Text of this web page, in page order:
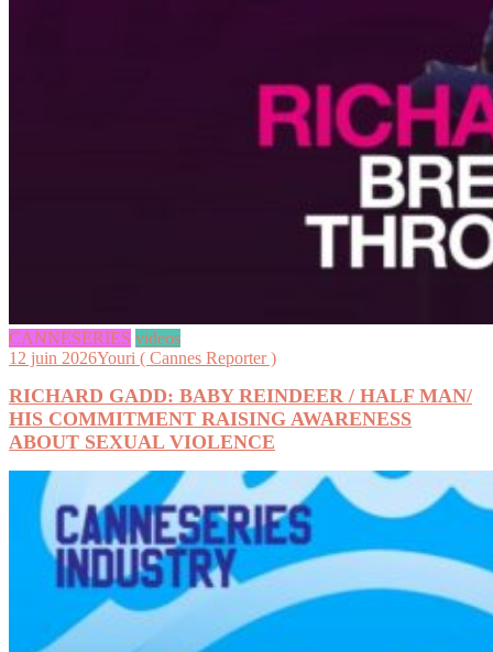
CANNESERIES videos
12 juin 2026Youri ( Cannes Reporter )
RICHARD GADD: BABY REINDEER / HALF MAN/
HIS COMMITMENT RAISING AWARENESS
ABOUT SEXUAL VIOLENCE